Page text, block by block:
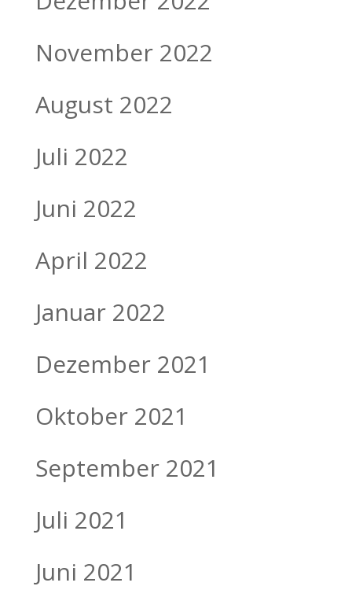
November 2022
August 2022
Juli 2022
Juni 2022
April 2022
Januar 2022
Dezember 2021
Oktober 2021
September 2021
Juli 2021
Juni 2021